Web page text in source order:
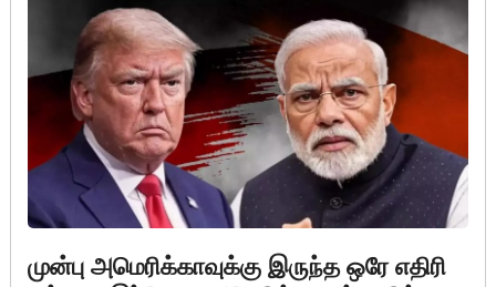
முன்பு அமெரிக்காவுக்கு இருந்த ஒரே எதிரி